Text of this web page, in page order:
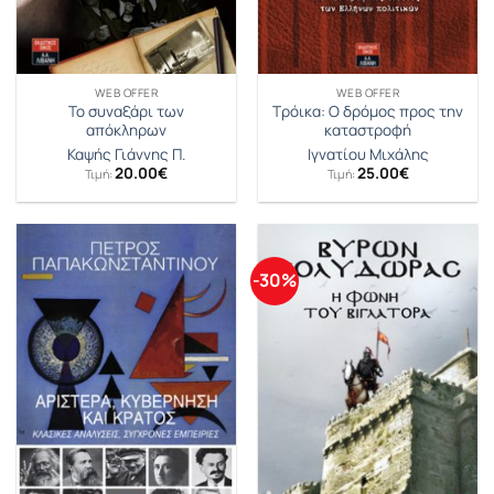
WEB OFFER
Το συναξάρι των
απόκληρων
Καψής Γιάννης Π.
Τιμή: 20.00€
WEB OFFER
Τρόικα: Ο δρόμος προς την
καταστροφή
Ιγνατίου Μιχάλης
Τιμή: 25.00€
-30%